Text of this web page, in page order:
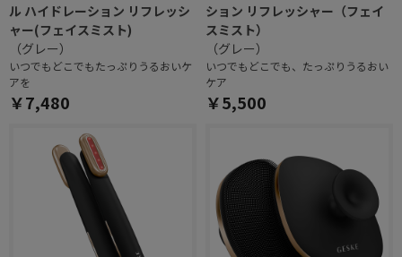
ル ハイドレーション リフレッシ
ャー(フェイスミスト)
（グレー）
いつでもどこでもたっぷりうるおいケ
アを
￥7,480
ション リフレッシャー（フェイ
スミスト）
（グレー）
いつでもどこでも、たっぷりうるおい
ケア
￥5,500